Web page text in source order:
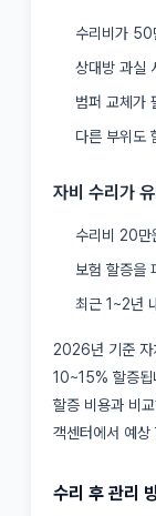
수리비가 50
상대방 과실
범퍼 교체가
다른 부위도
자비 수리가
수리비 20만
보험 할증을
최근 1~2년
2026년 기준 자
10~15% 할증
할증 비용과 비
객센터에서 예상
수리 후 관리